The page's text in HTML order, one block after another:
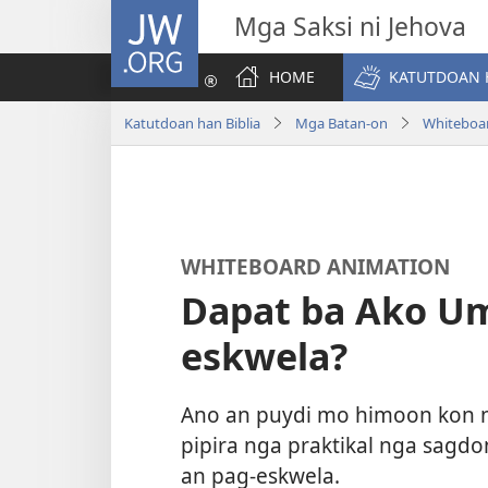
JW.ORG Mga Saksi ni Jehova
HOME
KATUTDOAN
Katutdoan han Biblia Mga Batan-on
WHITEBOARD ANIMATION
Dapat ba Ako
eskwela?
Ano an puydi mo himoon kon
pipira nga praktikal nga
an pag-eskwela.